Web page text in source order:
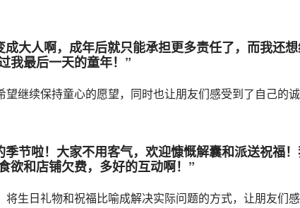
大人啊，成年后就只能承担更多责任了，而我还
我最后一天的童年！”
继续保持童心的愿望，同时也让朋友们感受到了自己的
节啦！大家不用客气，欢迎慷慨解囊和派送祝福
欲和店铺欠费，多好的互动啊！”
生日礼物和祝福比喻成解决实际问题的方式，让朋友们